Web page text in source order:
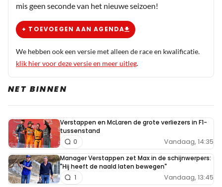
mis geen seconde van het nieuwe seizoen!
+ TOEVOEGEN AAN AGENDA
We hebben ook een versie met alleen de race en kwalificatie.
klik hier voor deze versie en meer uitleg.
NET BINNEN
Verstappen en McLaren de grote verliezers in F1-
tussenstand
Vandaag, 14:35
0
Manager Verstappen zet Max in de schijnwerpers:
"Hij heeft de naald laten bewegen"
Vandaag, 13:45
1